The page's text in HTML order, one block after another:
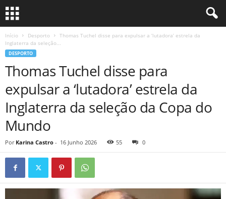
Início Desporto
Thomas Tuchel disse para expulsar a ‘lutadora’ estrela da
Inglaterra da seleção...
DESPORTO
Thomas Tuchel disse para
expulsar a ‘lutadora’ estrela da
Inglaterra da seleção da Copa do
Mundo
Por Karina Castro - 16 Junho 2026 55 0